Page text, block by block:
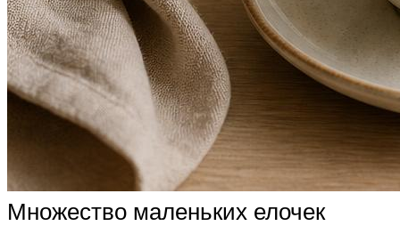
Множество маленьких елочек